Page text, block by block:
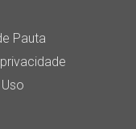
Pauta